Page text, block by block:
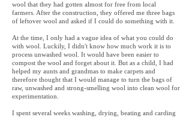
wool that they had gotten almost for free from local
farmers. After the construction, they offered me three bags
of leftover wool and asked if I could do something with it.
At the time, I only had a vague idea of ​​what you could do
with wool. Luckily, I didn't know how much work it is to
process unwashed wool. It would have been easier to
compost the wool and forget about it. But as a child, I had
helped my aunts and grandmas to make carpets and
therefore thought that I would manage to turn the bags of
raw, unwashed and strong-smelling wool into clean wool for
experimentation.
I spent several weeks washing, drying, beating and carding